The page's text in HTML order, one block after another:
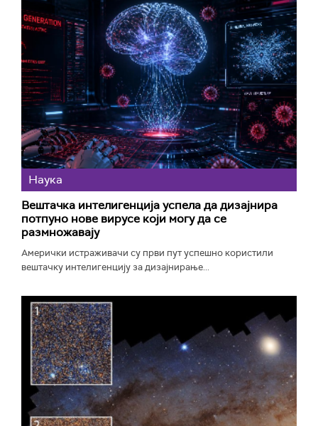
Наука
Вештачка интелигенција успела да дизајнира
потпуно нове вирусе који могу да се
размножавају
Амерички истраживачи су први пут успешно користили
вештачку интелигенцију за дизајнирање...